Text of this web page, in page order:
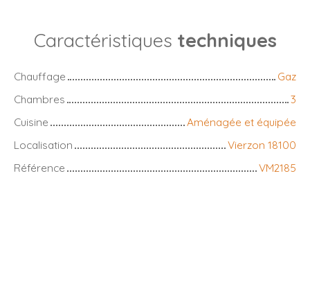
Caractéristiques techniques
Chauffage
Gaz
Chambres
3
Cuisine
Aménagée et équipée
Localisation
Vierzon 18100
Référence
VM2185